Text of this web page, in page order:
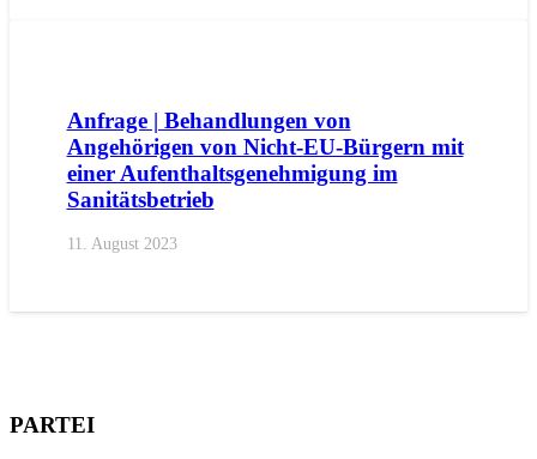
Anfrage | Behandlungen von
Angehörigen von Nicht-EU-Bürgern mit
einer Aufenthaltsgenehmigung im
Sanitätsbetrieb
11. August 2023
PARTEI